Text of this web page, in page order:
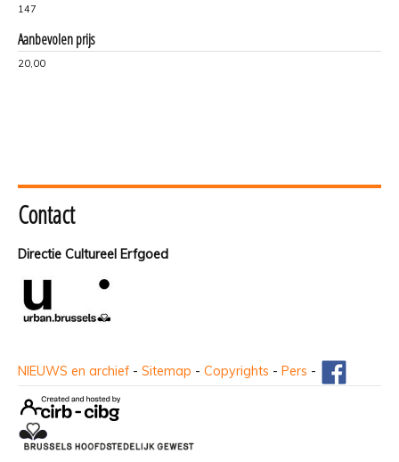
147
Aanbevolen prijs
20,00
Contact
Directie Cultureel Erfgoed
NIEUWS en archief - Sitemap - Copyrights - Pers -